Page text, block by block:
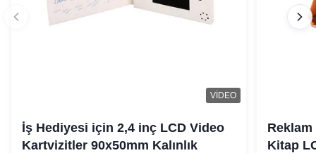
VIDEO
İş Hediyesi için 2,4 inç LCD Video
Kartvizitler 90x50mm Kalınlık
Reklam
Kitap